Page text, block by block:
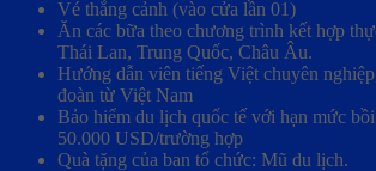
Vé thắng cảnh (vào cửa lần 01)
Ăn các bữa theo chương trình kết hợp
Thái Lan, Trung Quốc, Châu Âu.
Hướng dẫn viên tiếng Việt chuyên
đoàn từ Việt Nam
Bảo hiểm du lịch quốc tế với hạn mức
50.000 USD/trường hợp
Quà tặng của ban tổ chức: Mũ du lịch.